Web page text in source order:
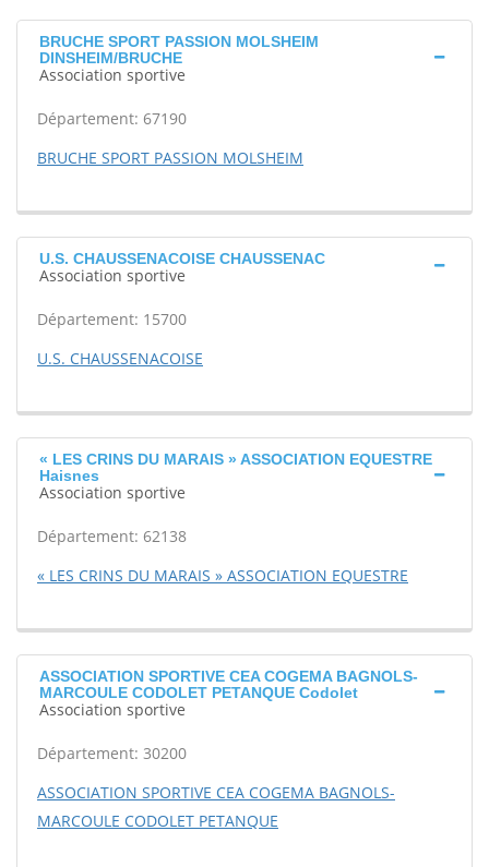
BRUCHE SPORT PASSION MOLSHEIM
DINSHEIM/BRUCHE
Association sportive
Département: 67190
BRUCHE SPORT PASSION MOLSHEIM
U.S. CHAUSSENACOISE CHAUSSENAC
Association sportive
Département: 15700
U.S. CHAUSSENACOISE
« LES CRINS DU MARAIS » ASSOCIATION EQUESTRE
Haisnes
Association sportive
Département: 62138
« LES CRINS DU MARAIS » ASSOCIATION EQUESTRE
ASSOCIATION SPORTIVE CEA COGEMA BAGNOLS-
MARCOULE CODOLET PETANQUE Codolet
Association sportive
Département: 30200
ASSOCIATION SPORTIVE CEA COGEMA BAGNOLS-
MARCOULE CODOLET PETANQUE